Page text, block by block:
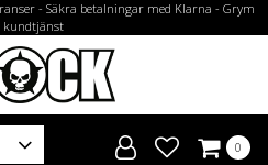
- Säkra betalningar med Klarna - Grym
kundtjänst
0